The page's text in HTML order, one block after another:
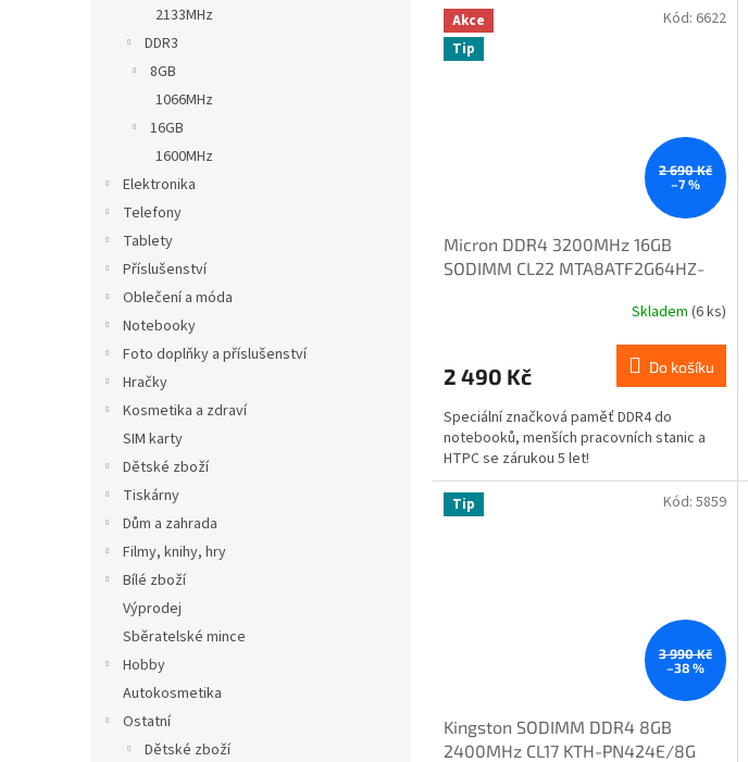
2133MHz
DDR3
8GB
1066MHz
16GB
1600MHz
Elektronika
Telefony
Tablety
Příslušenství
Oblečení a móda
Notebooky
Foto doplňky a příslušenství
Hračky
Kosmetika a zdraví
SIM karty
Dětské zboží
Tiskárny
Dům a zahrada
Filmy, knihy, hry
Bílé zboží
Výprodej
Sběratelské mince
Hobby
Autokosmetika
Ostatní
Dětské zboží
Akce
Tip
2 690 Kč
–7 %
Micron DDR4 3200MHz 16GB
SODIMM CL22 MTA8ATF2G64HZ-
Skladem (6 ks)
2 490 Kč Do košíku
Speciální značková paměť DDR4 do
notebooků, menších pracovních stanic a
HTPC se zárukou 5 let!
Kód: 6622
Tip
3 990 Kč
–38 %
Kingston SODIMM DDR4 8GB
2400MHz CL17 KTH-PN424E/8G
Kód: 5859